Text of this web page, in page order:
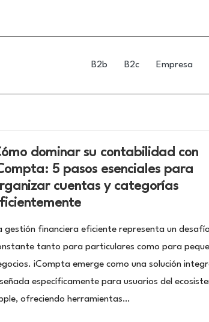
B2b B2c Empresa
dominar su contabilidad con
5 pasos esenciales para
cuentas y categorías
gestión financiera eficiente representa un desafío
tanto para particulares como para
iCompta emerge como una solución
específicamente para usuarios del
ofreciendo herramientas…